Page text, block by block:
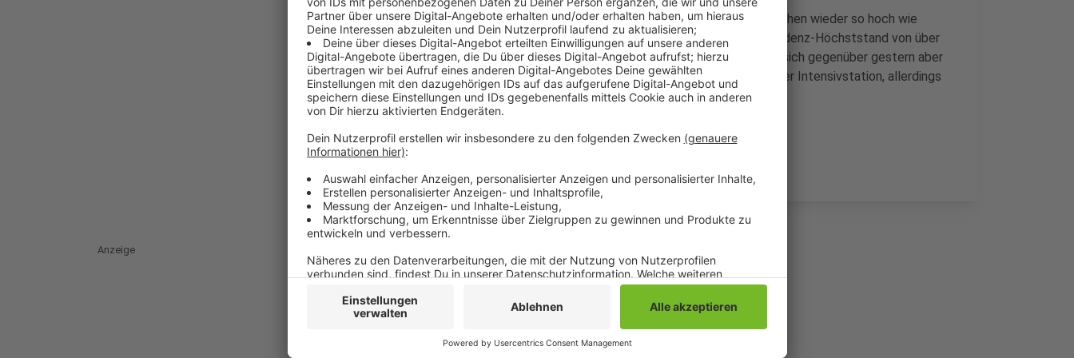
Der Inzidenzwert klettert damit auf über 155. Er ist damit inzwischen wieder so hoch wie
Anfang September und bewegt sich stark auf den bisherigen Inzidenz-Höchststand von über
199 zu. Die Lage in den Mönchengladbacher Krankenhäusern hat sich gegenüber gestern aber
leicht verbessert. Es ist zwar heute ein Covid-Patient mehr auf der Intensivstation, allerdings
sind auch wieder mehr Intensivplätze frei als zuletzt.
Anzeige